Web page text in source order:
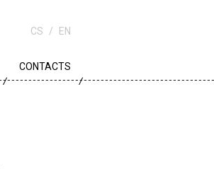
CS EN
CONTACTS